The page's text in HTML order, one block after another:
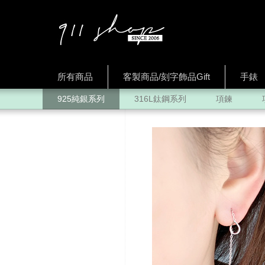
所有商品 客製商品/刻字飾品Gift 手錶
925純銀系列 316L鈦鋼系列 項鍊